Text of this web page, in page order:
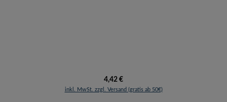
Regulärer Preis:
4,42 €
inkl. MwSt. zzgl. Versand (gratis ab 50€)